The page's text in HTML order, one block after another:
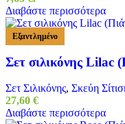
Διαβάστε περισσότερα
Εξαντλημένο
Σετ σιλικόνης Lilac
Σετ Σιλικόνης, Σκεύη
27,60 €
Διαβάστε περισσότερα